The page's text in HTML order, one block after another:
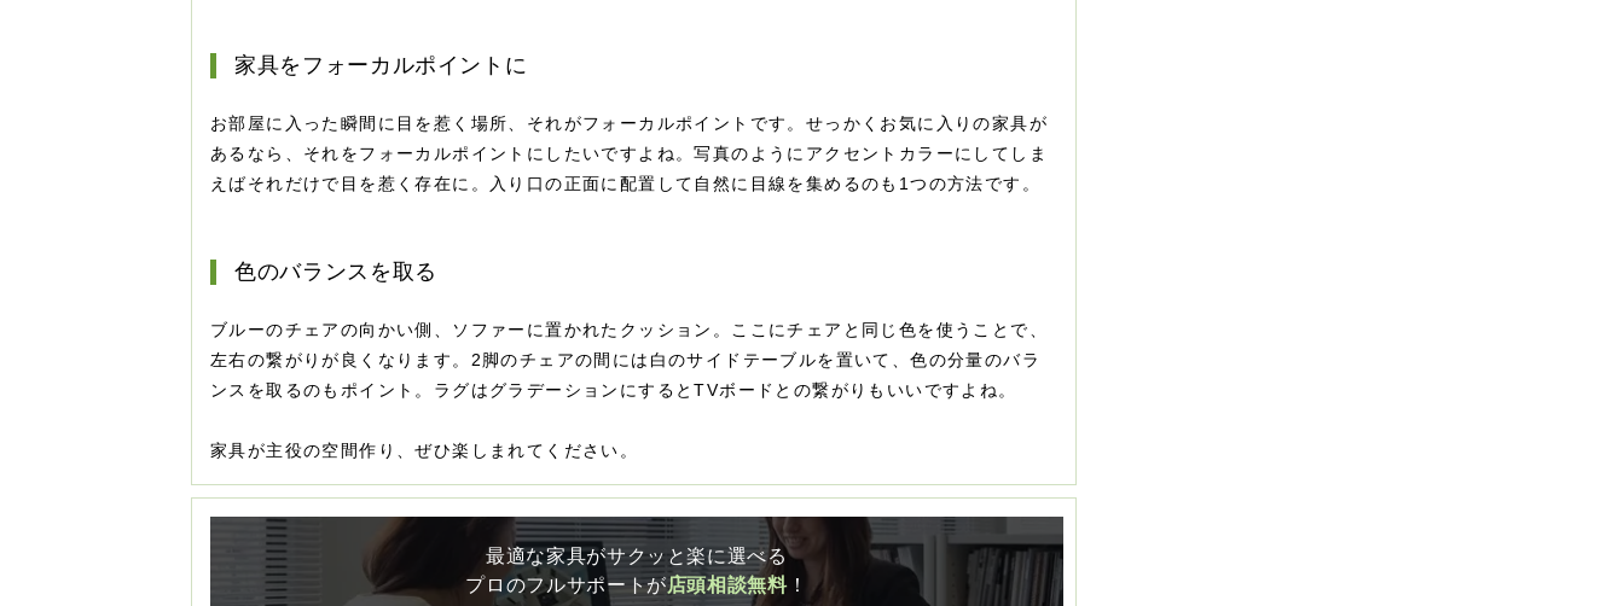
家具をフォーカルポイントに
お部屋に入った瞬間に目を惹く場所、それがフォーカルポイントです。せっかくお気に入りの家具が
あるなら、それをフォーカルポイントにしたいですよね。写真のようにアクセントカラーにしてしま
えばそれだけで目を惹く存在に。入り口の正面に配置して自然に目線を集めるのも1つの方法です。
色のバランスを取る
ブルーのチェアの向かい側、ソファーに置かれたクッション。ここにチェアと同じ色を使うことで、
左右の繋がりが良くなります。2脚のチェアの間には白のサイドテーブルを置いて、色の分量のバラ
ンスを取るのもポイント。ラグはグラデーションにするとTVボードとの繋がりもいいですよね。
家具が主役の空間作り、ぜひ楽しまれてください。
最適な家具がサクッと楽に選べる
プロのフルサポートが店頭相談無料！